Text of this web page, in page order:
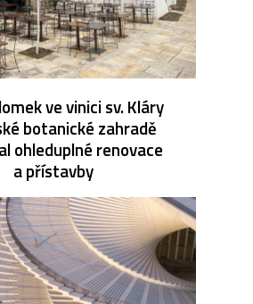
ve vinici sv. Kláry
botanické zahradě
ohleduplné renovace
a přístavby